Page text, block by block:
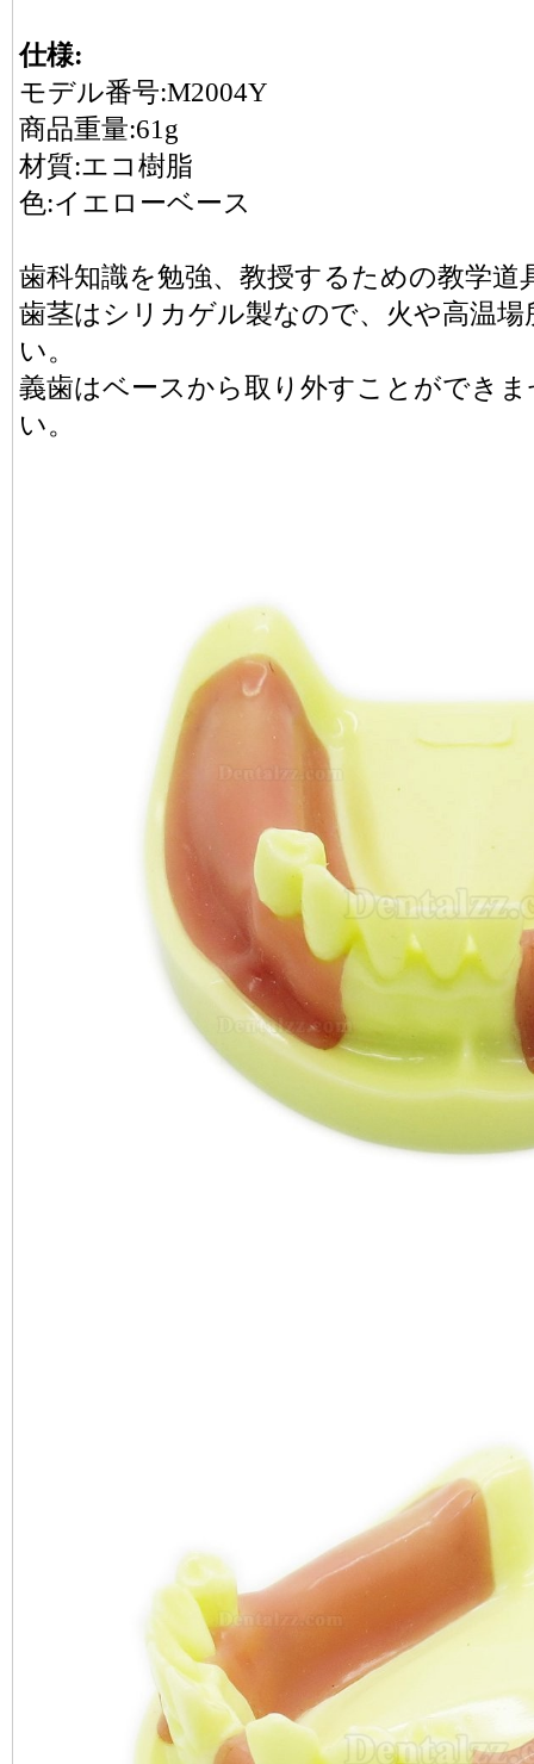
仕様:
モデル番号:M2004Y
商品重量:61g
材質:エコ樹脂
色:イエローベース
歯科知識を勉強、教授するための教学
歯茎はシリカゲル製なので、火や高温
い。
義歯はベースから取り外すことができ
い。